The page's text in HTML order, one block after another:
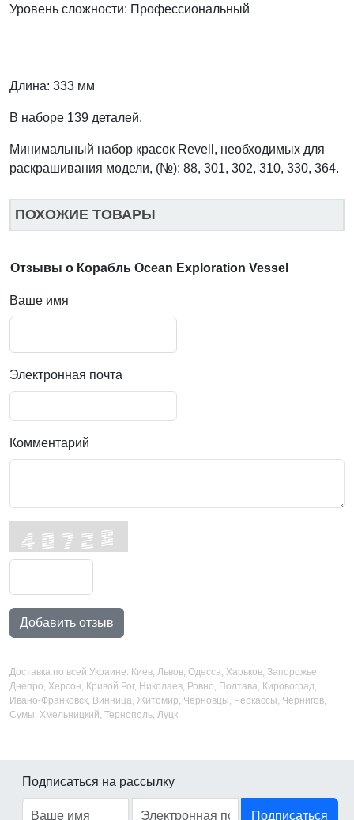
Уровень сложности: Профессиональный
Длина: 333 мм
В наборе 139 деталей.
Минимальный набор красок Revell, необходимых для
раскрашивания модели, (№): 88, 301, 302, 310, 330, 364.
ПОХОЖИЕ ТОВАРЫ
Отзывы о Корабль Ocean Exploration Vessel
Ваше имя
Электронная почта
Комментарий
Добавить отзыв
Доставка по всей Украине: Киев, Львов, Одесса, Харьков, Запорожье,
Днепро, Херсон, Кривой Рог, Николаев, Ровно, Полтава, Кировоград,
Ивано-Франковск, Винница, Житомир, Черновцы, Черкассы, Чернигов,
Сумы, Хмельницкий, Тернополь, Луцк
Подписаться на рассылку
Подписаться